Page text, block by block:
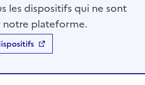
les dispositifs qui ne sont
notre plateforme.